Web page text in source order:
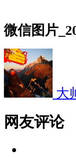
微信图片
大
网友评论